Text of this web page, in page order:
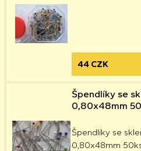
44 CZK
Špendlíky se
0,80x48mm
Špendlíky se
0,80x48mm